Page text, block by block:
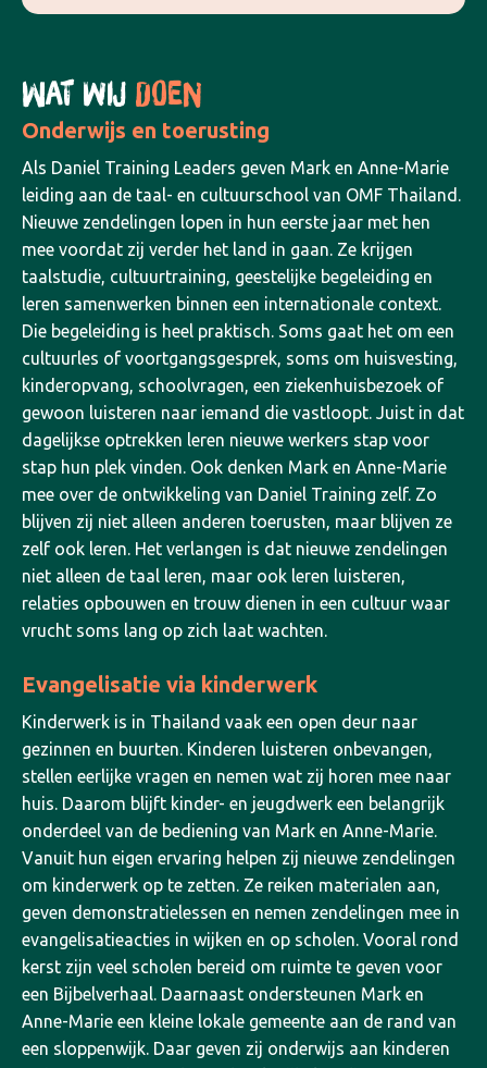
WAT WIJ DOEN
Onderwijs en toerusting
Als Daniel Training Leaders geven Mark en Anne-Marie
leiding aan de taal- en cultuurschool van OMF Thailand.
Nieuwe zendelingen lopen in hun eerste jaar met hen
mee voordat zij verder het land in gaan. Ze krijgen
taalstudie, cultuurtraining, geestelijke begeleiding en
leren samenwerken binnen een internationale context.
Die begeleiding is heel praktisch. Soms gaat het om een
cultuurles of voortgangsgesprek, soms om huisvesting,
kinderopvang, schoolvragen, een ziekenhuisbezoek of
gewoon luisteren naar iemand die vastloopt. Juist in dat
dagelijkse optrekken leren nieuwe werkers stap voor
stap hun plek vinden. Ook denken Mark en Anne-Marie
mee over de ontwikkeling van Daniel Training zelf. Zo
blijven zij niet alleen anderen toerusten, maar blijven ze
zelf ook leren. Het verlangen is dat nieuwe zendelingen
niet alleen de taal leren, maar ook leren luisteren,
relaties opbouwen en trouw dienen in een cultuur waar
vrucht soms lang op zich laat wachten.
Evangelisatie via kinderwerk
Kinderwerk is in Thailand vaak een open deur naar
gezinnen en buurten. Kinderen luisteren onbevangen,
stellen eerlijke vragen en nemen wat zij horen mee naar
huis. Daarom blijft kinder- en jeugdwerk een belangrijk
onderdeel van de bediening van Mark en Anne-Marie.
Vanuit hun eigen ervaring helpen zij nieuwe zendelingen
om kinderwerk op te zetten. Ze reiken materialen aan,
geven demonstratielessen en nemen zendelingen mee in
evangelisatieacties in wijken en op scholen. Vooral rond
kerst zijn veel scholen bereid om ruimte te geven voor
een Bijbelverhaal. Daarnaast ondersteunen Mark en
Anne-Marie een kleine lokale gemeente aan de rand van
een sloppenwijk. Daar geven zij onderwijs aan kinderen